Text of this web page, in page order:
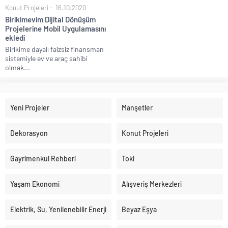
Konut Projeleri 16.10.2020
Birikimevim Dijital Dönüşüm
Projelerine Mobil Uygulamasını
ekledi
Birikime dayalı faizsiz finansman
sistemiyle ev ve araç sahibi
olmak...
Yeni Projeler Manşetler
Dekorasyon Konut Projeleri
Gayrimenkul Rehberi Toki
Yaşam Ekonomi Alışveriş Merkezleri
Elektrik, Su, Yenilenebilir Enerji Beyaz Eşya